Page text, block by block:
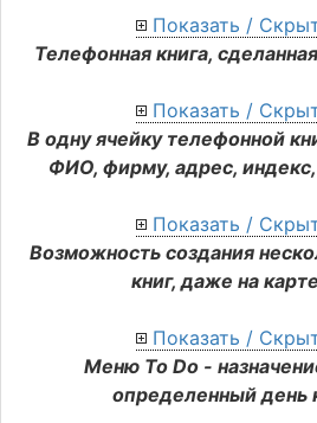
Показать /
Телефонная книга,
Показать /
В одну ячейку телефонной
ФИО, фирму, адрес,
Показать /
Возможность создания
книг, даже на
Показать /
Меню To Do -
определенный день